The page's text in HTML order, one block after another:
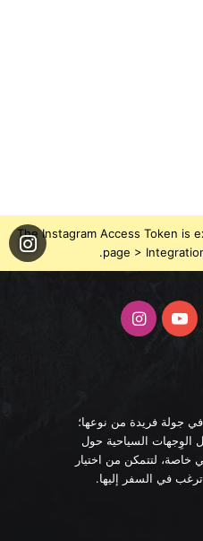
The Instagram Access Token is
page >
يوتيوبانستقرام
جولة فريدة من نوعها؛
الوِجهات السياحية حول
خاصة، لتتمكن من اختيار
في السفر إليها.